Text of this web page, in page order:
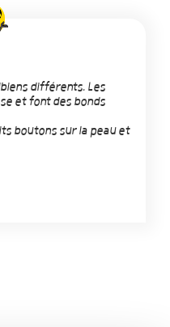
différents. Les
et font des bonds
boutons sur la peau et